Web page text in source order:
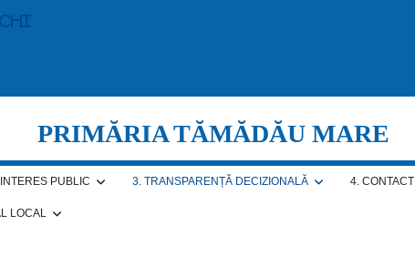
PRIMĂRIA TĂMĂDĂU MARE
PUBLIC 3. TRANSPARENȚĂ DECIZIONALĂ 4. CONTACT
LOCAL